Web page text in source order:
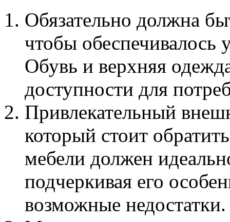
Обязательно должна
чтобы обеспечивалось
Обувь и верхняя
доступности для
Привлекательный
который стоит
мебели должен
подчеркивая его
возможные недостатки.